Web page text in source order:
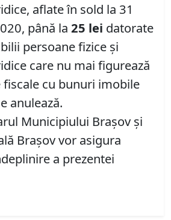
aflate în sold la 31
până la 25 lei datorate
persoane fizice și
care nu mai figurează
fiscale cu bunuri imobile
anulează.
Municipiului Brașov și
Brașov vor asigura
a prezentei